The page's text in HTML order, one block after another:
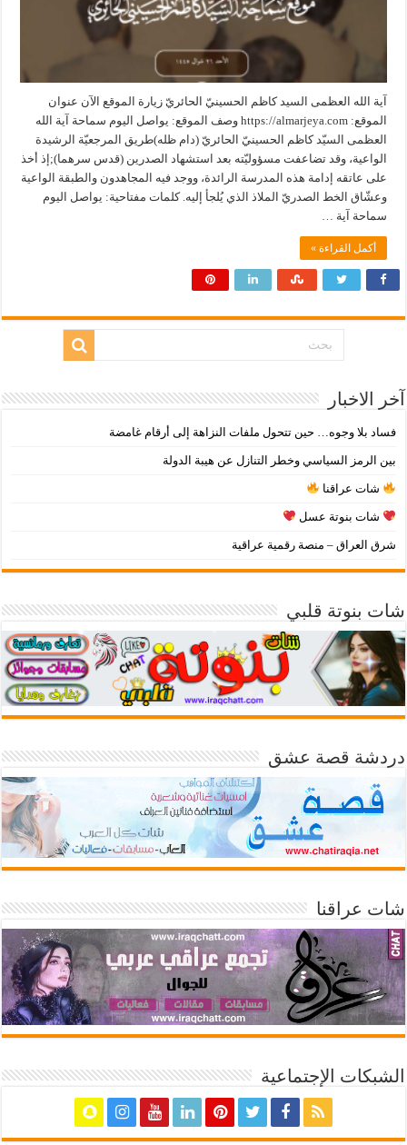
آية الله العظمى السيد كاظم الحسينيّ الحائريّ زيارة الموقع الآن عنوان
الموقع: https://almarjeya.com وصف الموقع: يواصل اليوم سماحة آية الله
العظمى السيّد كاظم الحسينيّ الحائريّ (دام ظله)طريق المرجعيّة الرشيدة
الواعية، وقد تضاعفت مسؤوليّته بعد استشهاد الصدرين (قدس سرهما);إذ أخذ
على عاتقه إدامة هذه المدرسة الرائدة، ووجد فيه المجاهدون والطبقة الواعية
وعشّاق الخط الصدريّ الملاذ الذي يُلجأ إليه. كلمات مفتاحية: يواصل اليوم
سماحة آية …
أكمل القراءة »
آخر الاخبار
فساد بلا وجوه… حين تتحول ملفات النزاهة إلى أرقام غامضة
بين الرمز السياسي وخطر التنازل عن هيبة الدولة
شات عراقنا
شات بنوتة عسل
شرق العراق – منصة رقمية عراقية
شات بنوتة قلبي
دردشة قصة عشق
شات عراقنا
الشبكات الإجتماعية